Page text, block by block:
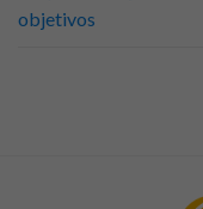
objetivos